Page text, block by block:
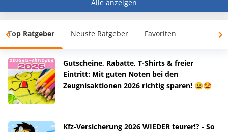
Alle anzeigen
Top Ratgeber Neuste Ratgeber Favoriten
Gutscheine, Rabatte, T-Shirts & freier
Eintritt: Mit guten Noten bei den
Zeugnisaktionen 2026 richtig sparen! 😀🤩
Kfz-Versicherung 2026 WIEDER teurer!? - So